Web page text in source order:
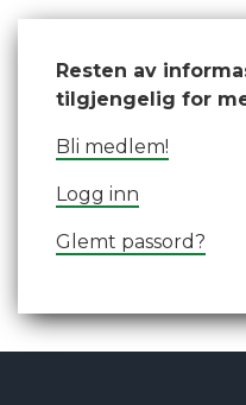
Resten av
tilgjengelig for
Bli medlem!
Logg inn
Glemt passord?